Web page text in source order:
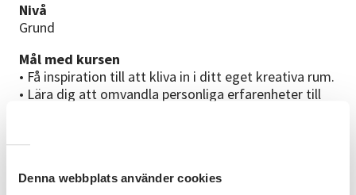
Denna webbplats använder cookies
Nivå
Grund
Mål med kursen
• Få inspiration till att kliva in i ditt eget kreativa rum.
• Lära dig att omvandla personliga erfarenheter till
berättarröst.
tankar och känslor.